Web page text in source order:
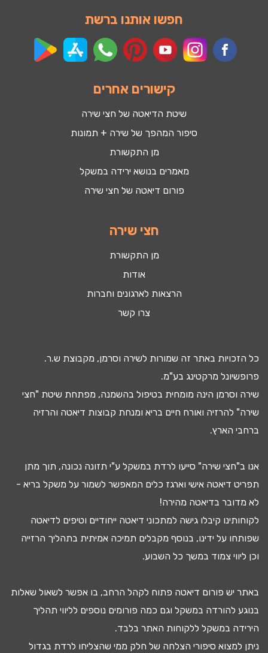
חפשו אותנו ברשת
קישורים אחרים
שיטת הדיאטה של חצי שירה
סיפור המהפך של שירה + תמונות
מן התקשורת
מאמרים בנושא ירידה במשקל
פורום דיאטה של חצי שירה
חצי שירה
מן התקשורת
אודות
הרצאות לארגונים וחברות
צרו קשר
כל הזכויות באתר זה שמורות לשירה וסרמן, מקבוצת ש.ר.
פרופשיונל מרקטינג בע"מ.
שירה וסרמן הינה מומחית בטיפול בהשמנה, מפתחת שיטת "חצי
שירה" להרזיה ואורח חיים בריא ומנחת קבוצות דיאטה והרזיה
ברחבי הארץ.
אנו ב"חצי שירה" סייעו לרדת במשקל ע"י תזונה נכונה, תוך מתן
תפריט דיאטה אישי וארגז כלים המאפשר לשמור על משקל בריא -
לא מדובר בדיאטה מהירה!
לקוחותינו קיבלו גישה למתכוני דיאטה ייחודיים וטיפים לדיאטה
שפותחו על ידינו, בנוסף מקבלים תמיכה אמיתית בתהליך הרזייה
וכן ליווי צמוד במשך כל השבוע.
באתר יש פורום דיאטה פתוח לקהל הרחב, בו אפשר לשאול שאלות
בנוגע להורדה במשקל וגם כמה פורומים נוספים לליווי תהליך
הירידה במשקל ללקוחות האתר בלבד.
ניתן למצוא סיפורי הצלחה של חלק ממי שהצליחו לרדת בגדול